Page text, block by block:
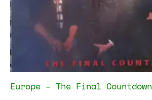
Europe – The Final Countdown